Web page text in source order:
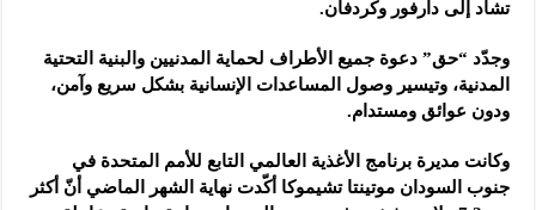
تشاد إلى دارفور وكردفان.‏
وجدّد “حق” دعوة جميع الأطراف لحماية المدنيين والبنية التحتية
المدنية، وتيسير وصول ‏المساعدات الإنسانية بشكل سريع وآمن،
ودون عوائق ومستدام.‏
وكانت مديرة برنامج الأغذية العالمي التابع للأمم المتحدة في
جنوب السودان موتينتا ‏تشيموكا أكّدت نهاية الشهر الماضي أنّ أكثر